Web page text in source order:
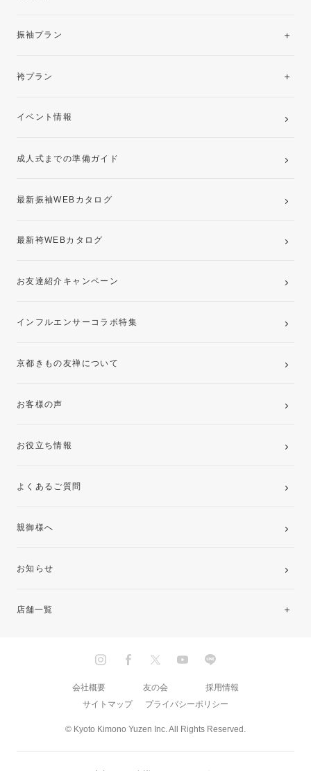
振袖プラン
レンタルプラン
袴プラン
卒業袴レンタルプラン
イベント情報
成人式までの準備ガイド
最新振袖WEBカタログ
最新袴WEBカタログ
お友達紹介キャンペーン
インフルエンサーコラボ特集
京都きもの友禅について
お客様の声
お役立ち情報
よくあるご質問
親御様へ
お知らせ
店舗一覧
© Kyoto Kimono Yuzen Inc. All Rights Reserved.
会社概要 友の会
採用情報
サイトマップ
プライバシーポリシー